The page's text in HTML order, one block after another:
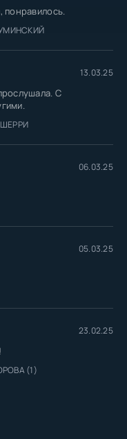
13.03.25
С
06.03.25
05.03.25
23.02.25
(1)